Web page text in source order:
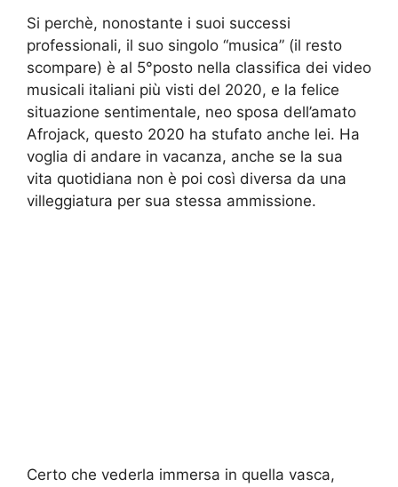
Si perchè, nonostante i suoi successi
professionali, il suo singolo “musica” (il resto
scompare) è al 5°posto nella classifica dei video
musicali italiani più visti del 2020, e la felice
situazione sentimentale, neo sposa dell’amato
Afrojack, questo 2020 ha stufato anche lei. Ha
voglia di andare in vacanza, anche se la sua
vita quotidiana non è poi così diversa da una
villeggiatura per sua stessa ammissione.
Certo che vederla immersa in quella vasca,